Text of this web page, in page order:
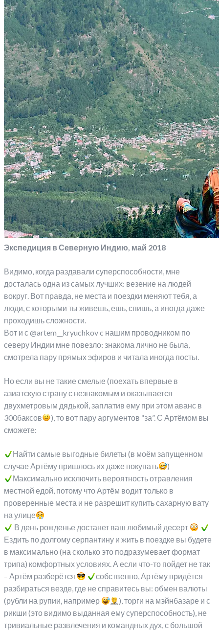
Экспедиция в Северную Индию, май 2018
Видимо, когда раздавали суперспособности, мне
досталась одна из самых лучших: везение на людей
вокруг. Вот правда, не места и поездки меняют тебя, а
люди, с которыми ты живешь, ешь, спишь, а иногда даже
проходишь сложности.
Вот и с @artem__kryuchkov c нашим проводником по
северу Индии мне повезло: знакома лично не была,
смотрела пару прямых эфиров и читала иногда посты.
Но если вы не такие смелые (поехать впервые в
азиатскую страну с незнакомым и оказывается
двухметровым дядькой, заплатив ему при этом аванс в
300баксов
), то вот пару аргументов “за”. С Артёмом вы
сможете:
Найти самые выгодные билеты (в моём запущенном
случае Артёму пришлось их даже покупать
)
Максимально исключить вероятность отравления
местной едой, потому что Артём водит только в
проверенные места и не разрешит купить сахарную вату
на улице
В день рожденье достанет ваш любимый десерт
Ездить по долгому серпантину и жить в поездке вы будете
в максимально (на сколько это подразумевает формат
трипа) комфортных условиях. А если что-то пойдет не так
– Артём разберётся
собственно, Артёму придётся
разбираться везде, где не справитесь вы: обмен валюты
(рубли на рупии, например
), торги на мэйнбазаре и с
рикши (это видимо выданная ему суперспособность), не
тривиальные развлечения и командных дух, с большой